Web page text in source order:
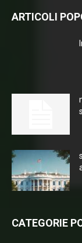
ARTICOLI
CATEGORIE